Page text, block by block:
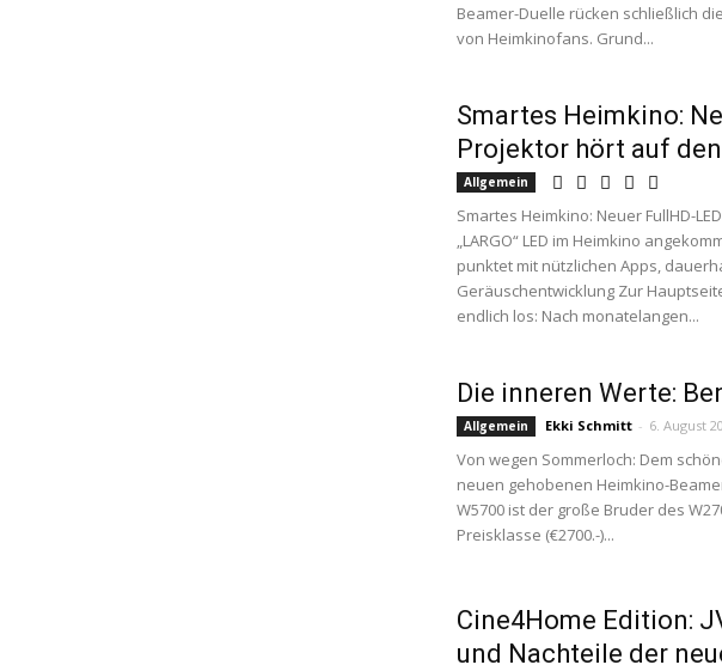
Beamer-Duelle rücken schließlich
von Heimkinofans. Grund...
Smartes Heimkino:
Projektor hört auf den
Allgemein
Smartes Heimkino: Neuer FullHD-
„LARGO“ LED im Heimkino
punktet mit nützlichen Apps,
Geräuschentwicklung Zur
endlich los: Nach monatelangen...
Die inneren Werte:
Allgemein Ekki Schmitt - 6. August
Von wegen Sommerloch: Dem
neuen gehobenen Heimkino-
W5700 ist der große Bruder des
Preisklasse (€2700.-)...
Cine4Home Edition:
und Nachteile der